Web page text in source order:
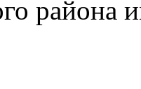
района